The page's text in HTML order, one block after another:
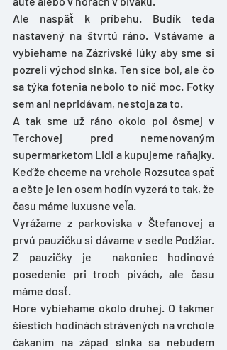
Ale naspäť k príbehu. Budík teda
nastavený na štvrtú ráno. Vstávame a
vybiehame na Zázrivské lúky aby sme si
pozreli východ slnka. Ten síce bol, ale čo
sa týka fotenia nebolo to nič moc. Fotky
sem ani nepridávam, nestoja za to.
A tak sme už ráno okolo pol ôsmej v
Terchovej pred nemenovaným
supermarketom Lidl a kupujeme raňajky.
Keďže chceme na vrchole Rozsutca spať
a ešte je len osem hodín vyzerá to tak, že
času máme luxusne veľa.
Vyrážame z parkoviska v Štefanovej a
prvú pauzičku si dávame v sedle Podžiar.
Z pauzičky je  nakoniec hodinové
posedenie pri troch pivách, ale času
máme dosť.
Hore vybiehame okolo druhej. O takmer
šiestich hodinách strávených na vrchole
čakaním na západ slnka sa nebudem